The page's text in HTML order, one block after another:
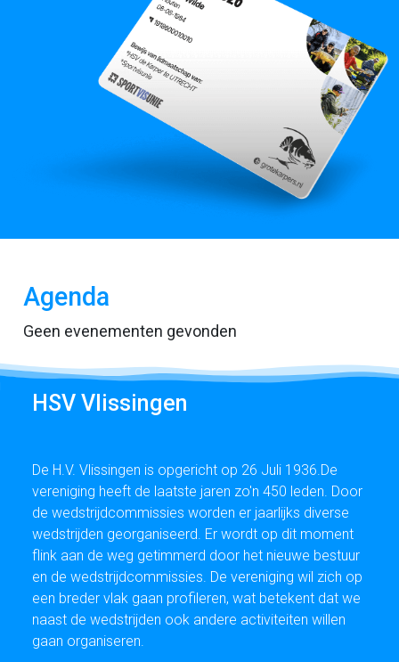
Agenda
Geen evenementen gevonden
HSV Vlissingen
De H.V. Vlissingen is opgericht op 26 Juli 1936.De
vereniging heeft de laatste jaren zo'n 450 leden. Door
de wedstrijdcommissies worden er jaarlijks diverse
wedstrijden georganiseerd. Er wordt op dit moment
flink aan de weg getimmerd door het nieuwe bestuur
en de wedstrijdcommissies. De vereniging wil zich op
een breder vlak gaan profileren, wat betekent dat we
naast de wedstrijden ook andere activiteiten willen
gaan organiseren.